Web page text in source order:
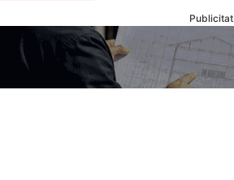
Publicitat